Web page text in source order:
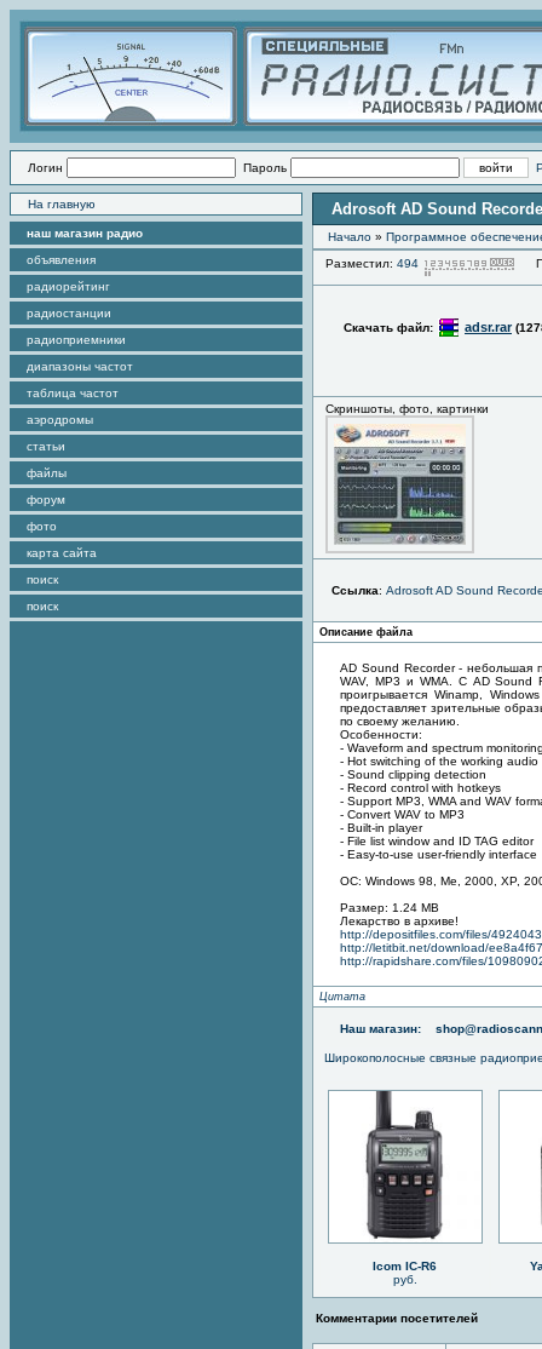
Логин Пароль
На главную
наш магазин радио
объявления
радиорейтинг
радиостанции
радиоприемники
диапазоны частот
таблица частот
аэродромы
статьи
файлы
форум
фото
карта сайта
поиск
поиск
Adrosoft AD Sound
Начало » Программное
Разместил: 494
Скачать файл: adsr.rar
Скриншоты, фото, картинки
Ссылка: Adrosoft AD Sound
Описание файла
AD Sound Recorder - небольшая
WAV, MP3 и WMA. С AD Sound
проигрывается Winamp,
предоставляет зрительные
по своему желанию.
Особенности:
- Waveform and spectrum
- Hot switching of the working audio
- Sound clipping detection
- Record control with hotkeys
- Support MP3, WMA and WAV
- Convert WAV to MP3
- Built-in player
- File list window and ID TAG editor
- Easy-to-use user-friendly interface
OC: Windows 98, Me, 2000, XP,
Размер: 1.24 MB
Лекарство в архиве!
http://depositfiles.com/files/4924043
http://letitbit.net/download/
http://rapidshare.com/files/
Цитата
Наш магазин:
Широкополосные связные
Icom IC-R6
руб.
Комментарии посетителей